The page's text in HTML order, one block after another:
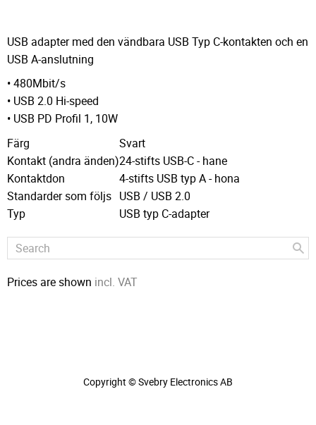
USB adapter med den vändbara USB Typ C-kontakten och en
USB A-anslutning
• 480Mbit/s
• USB 2.0 Hi-speed
• USB PD Profil 1, 10W
Färg
Svart
Kontakt (andra änden)24-stifts USB-C - hane
Kontaktdon
4-stifts USB typ A - hona
Standarder som följs USB / USB 2.0
Typ
USB typ C-adapter
Prices are shown incl. VAT
Copyright © Svebry Electronics AB